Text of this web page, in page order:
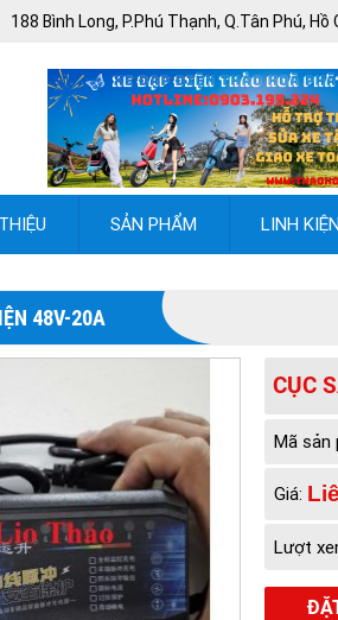
188 Bình Long, P.Phú Thạnh, Q.Tân Phú, Hồ
SẢN PHẨM LINH KIỆN
48V-20A
CỤC
Mã sản
Giá:
Lượt